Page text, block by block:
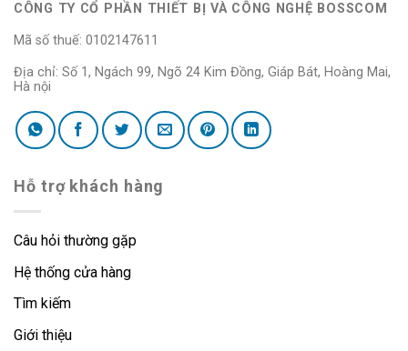
CÔNG TY CỔ PHẦN THIẾT BỊ VÀ CÔNG NGHỆ BOSSCOM
Mã số thuế: 0102147611
Địa chỉ: Số 1, Ngách 99, Ngõ 24 Kim Đồng, Giáp Bát, Hoàng Mai,
Hà nội
Hỗ trợ khách hàng
Câu hỏi thường gặp
Hệ thống cửa hàng
Tìm kiếm
Giới thiệu